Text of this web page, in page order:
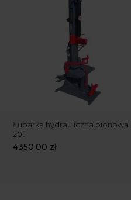
Łuparka hydrauliczna pionowa
20t
4350,00 zł